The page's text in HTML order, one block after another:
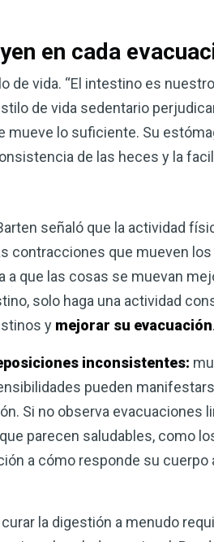
en cada
de vida. “El intestino es
de vida sedentario
lo suficiente. Su
de las heces y la
señaló que la actividad
contracciones que mueven los
a que las cosas se muevan
solo haga una actividad
y mejorar su evacuación.
inconsistentes:
pueden
Si no observa evacuaciones
parecen saludables, como
a cómo responde su cuerpo
curar la digestión a menudo